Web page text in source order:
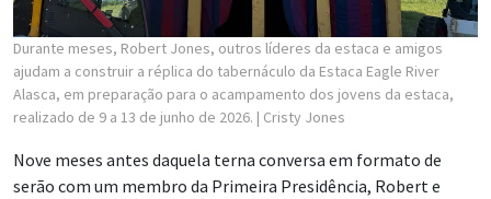
Durante meses, Robert Jones, outros líderes da estaca e amigos
ajudam a construir a réplica do tabernáculo da Estaca Eagle River
Alasca, em preparação para o acampamento dos jovens da estaca,
realizado de 9 a 13 de junho de 2026. | Cristy Jones
Nove meses antes daquela terna conversa em formato de
serão com um membro da Primeira Presidência, Robert e